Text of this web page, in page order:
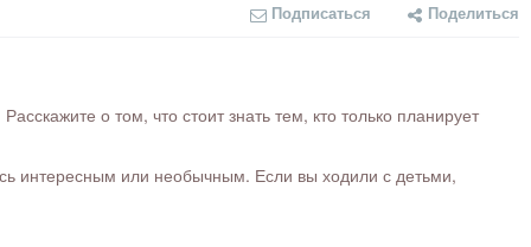
Подписаться Поделиться
о том, что стоит знать тем, кто только планирует
интересным или необычным. Если вы ходили с детьми,